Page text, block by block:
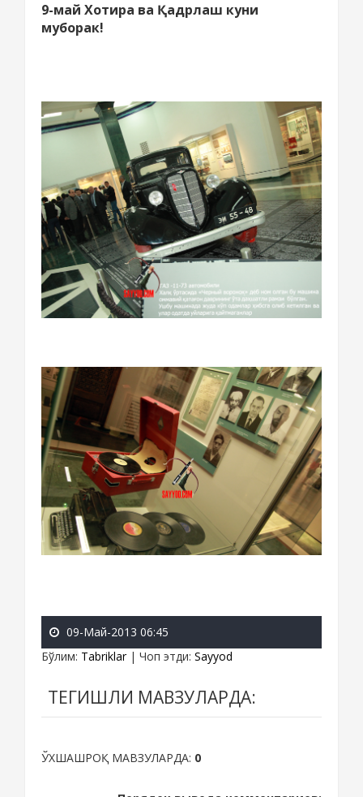
9-май Хотира ва Қадрлаш куни
муборак!
09-Май-2013 06:45
Бўлим: Tabriklar| Чоп этди: Sayyod
ТЕГИШЛИ МАВЗУЛАРДА:
ЎХШАШРОҚ МАВЗУЛАРДА: 0